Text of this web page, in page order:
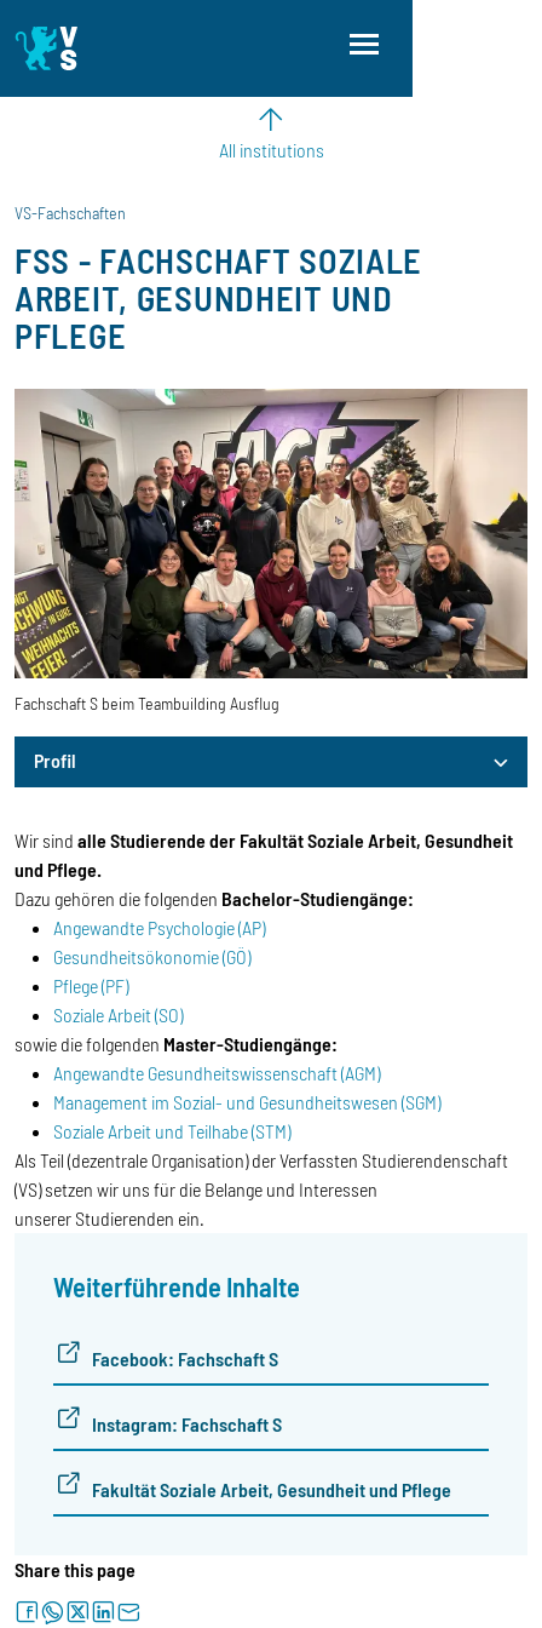
All institutions
VS-Fachschaften
FSS - FACHSCHAFT SOZIALE
ARBEIT, GESUNDHEIT UND
PFLEGE
Fachschaft S beim Teambuilding Ausflug
Profil
Profil
Wir sind alle Studierende der Fakultät Soziale Arbeit, Gesundheit
und Pflege.
Dazu gehören die folgenden Bachelor-Studiengänge:
Angewandte Psychologie (AP)
Gesundheitsökonomie (GÖ)
Pflege (PF)
Soziale Arbeit (SO)
sowie die folgenden Master-Studiengänge:
Angewandte Gesundheitswissenschaft (AGM)
Management im Sozial- und Gesundheitswesen (SGM)
Soziale Arbeit und Teilhabe (STM)
Als Teil (dezentrale Organisation) der Verfassten Studierendenschaft
(VS) setzen wir uns für die Belange und Interessen
unserer Studierenden ein.
Weiterführende Inhalte
Facebook: Fachschaft S
Instagram: Fachschaft S
Fakultät Soziale Arbeit, Gesundheit und Pflege
Share this page
facebookwhatsapptwitterlinkedinletter